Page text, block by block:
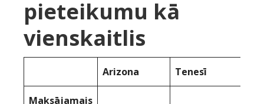
pieteikumu kā
vienskaitlis
Arizona Tenesī
Maksājamais